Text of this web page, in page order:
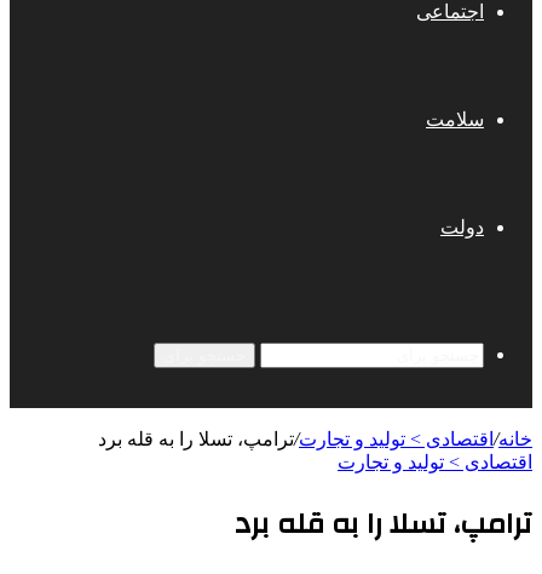
اجتماعی
سلامت
دولت
خانه/ اقتصادی > تولید و تجارت/ترامپ، تسلا را به قله برد
اقتصادی > تولید و تجارت
ترامپ، تسلا را به قله برد